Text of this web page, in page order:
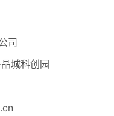
司
城科创园